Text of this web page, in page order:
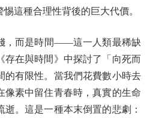
種合理性背後的巨大代價。
而是時間——這一人類最稀缺
存在與時間》中探討了「向死而
的有限性。當我們花費數小時去
像素中留住青春時，真實的生命
。這是一種本末倒置的悲劇：